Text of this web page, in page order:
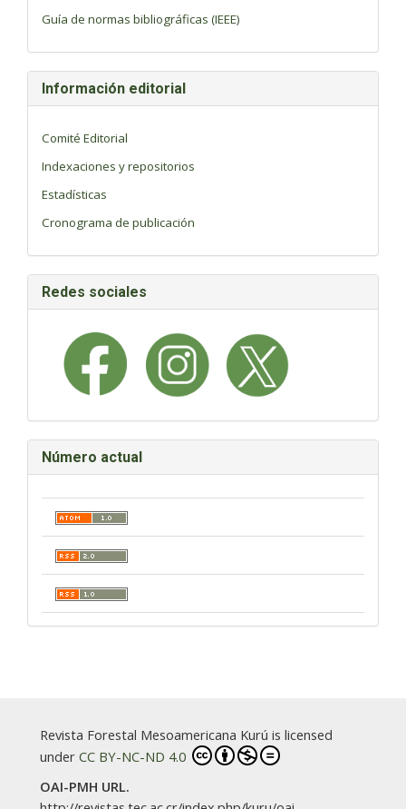
Guía de normas bibliográficas (IEEE)
Información editorial
Comité Editorial
Indexaciones y repositorios
Estadísticas
Cronograma de publicación
Redes sociales
Número actual
Revista Forestal Mesoamericana Kurú is licensed
underCC BY-NC-ND 4.0
OAI-PMH URL.